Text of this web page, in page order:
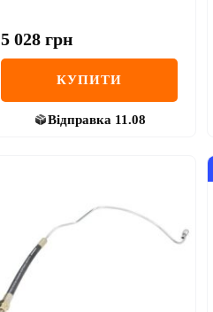
5 028 грн
КУПИТИ
Відправка 11.08